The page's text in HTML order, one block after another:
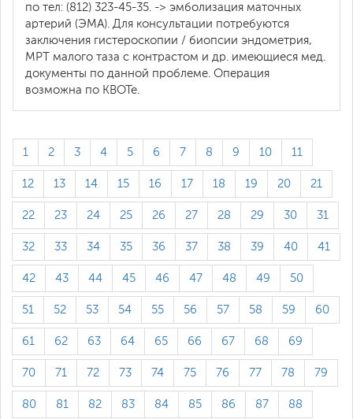
по тел: (812) 323-45-35. -> эмболизация маточных
артерий (ЭМА). Для консультации потребуются
заключения гистероскопии / биопсии эндометрия,
МРТ малого таза с контрастом и др. имеющиеся мед.
документы по данной проблеме. Операция
возможна по КВОТе.
1 2 3 4 5 6 7 8 9 10 11
12 13 14 15 16 17 18 19 20 21
22 23 24 25 26 27 28 29 30 31
32 33 34 35 36 37 38 39 40 41
42 43 44 45 46 47 48 49 50
51 52 53 54 55 56 57 58 59 60
61 62 63 64 65 66 67 68 69
70 71 72 73 74 75 76 77 78 79
80 81 82 83 84 85 86 87 88